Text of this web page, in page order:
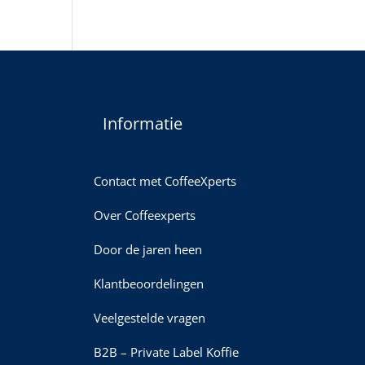
Informatie
Contact met CoffeeXperts
Over Coffeexperts
Door de jaren heen
Klantbeoordelingen
Veelgestelde vragen
B2B – Private Label Koffie